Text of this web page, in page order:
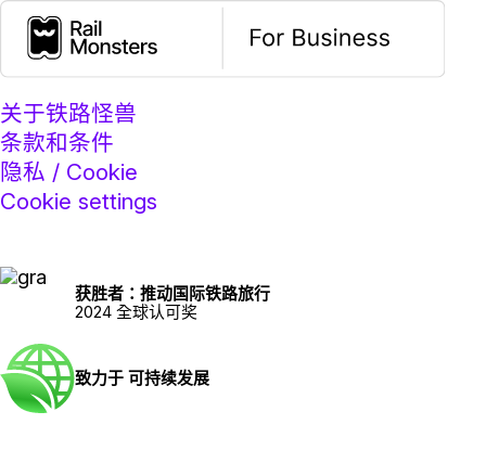
关于铁路怪兽
条款和条件
隐私 / Cookie
Cookie settings
获胜者：推动国际铁路旅行
2024 全球认可奖
致力于 可持续发展